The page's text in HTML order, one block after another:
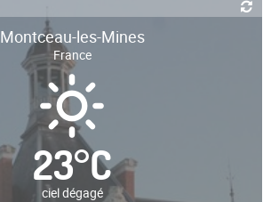
Montceau-les-Mines
France
23°C
ciel dégagé